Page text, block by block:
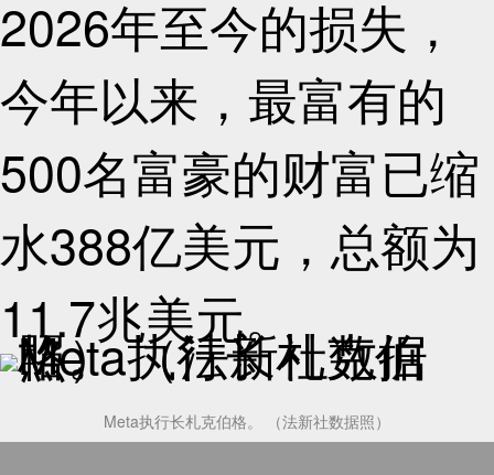
2026年至今的损失，
今年以来，最富有的
500名富豪的财富已缩
水388亿美元，总额为
11.7兆美元。
Meta执行长札克伯格。 （法新社数据照）